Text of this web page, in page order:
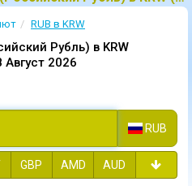
RUB в KRW
Рубль) в KRW
Август 2026
RUB
GBP AMD AUD